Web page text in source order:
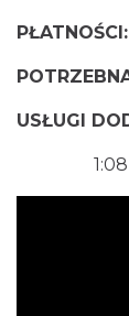
PŁATNOŚCI:
USŁUGI
1:08